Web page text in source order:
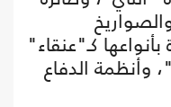
كـ"عنقاء"
وأنظمة الدفاع